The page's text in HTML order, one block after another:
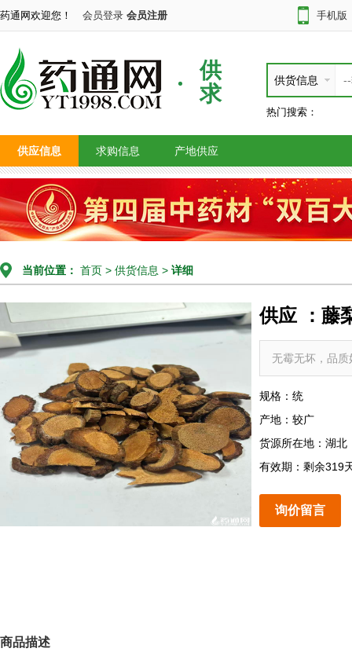
药通网欢迎您！ 会员登录 会员注册 手机版
供
求
供货信息
热门搜索：
供应信息 求购信息 产地供应
当前位置： 首页 > 供货信息 > 详细
供应 ：藤
无霉无坏，品质
规格：统
产地：较广
货源所在地：湖北
有效期：剩余319
询价留言
商品描述